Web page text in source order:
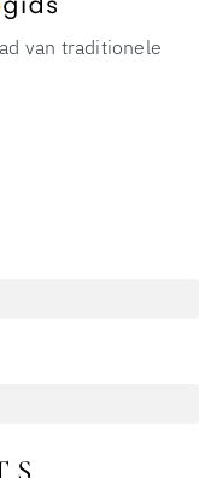
van traditionele